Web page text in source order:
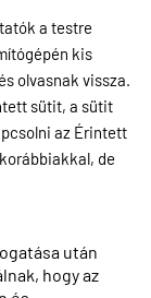
a testre
kis
olvasnak vissza.
sütit, a sütit
az Érintett
de
után
hogy az